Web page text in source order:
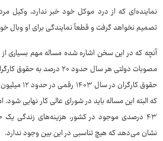
نماینده‌ای که از درد موکل خود خبر ندارد، وکیل
تصمیم نخواهد گرفت و قطعاً نمایندگی برای او وبال
آنچه که در این سخن اشاره شده مساله مهم بسیاری
مصوبات دولتی هر سال حدود ۲۰
که البته این مساله باید در شورای عالی کار نهایی
نشان می‌دهد که هیچ تناسبی در این بین وجود ندارد.